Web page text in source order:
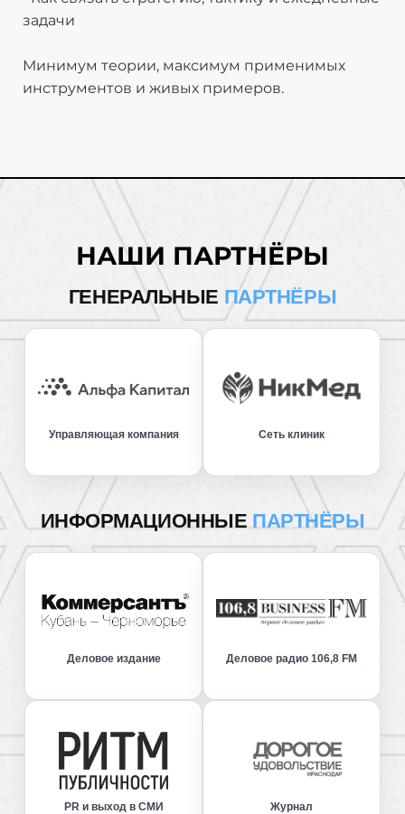
задачи
Минимум теории, максимум применимых
инструментов и живых примеров.
НАШИ ПАРТНЁРЫ
ГЕНЕРАЛЬНЫЕ ПАРТНЁРЫ
Управляющая компания Сеть клиник
ИНФОРМАЦИОННЫЕ ПАРТНЁРЫ
Деловое издание Деловое радио 106,8 FM
PR и выход в СМИ Журнал